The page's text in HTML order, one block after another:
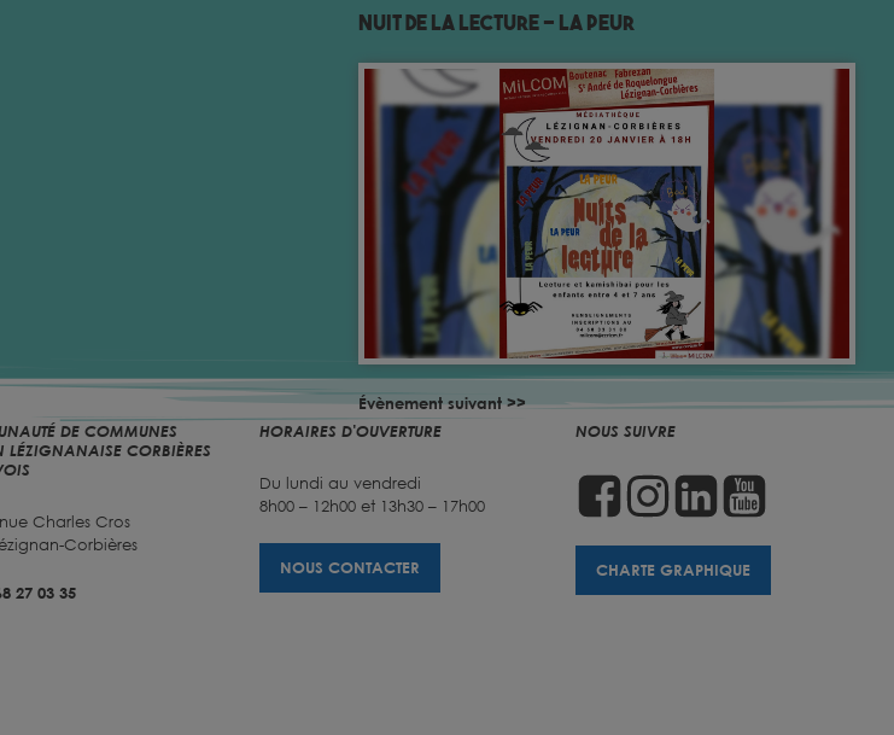
Nuit de la lecture – La Peur
Évènement suivant >>
DE COMMUNES
LÉZIGNANAISE CORBIÈRES
Charles Cros
Corbières
27 03 35
HORAIRES D'OUVERTURE
Du lundi au vendredi
8h00 – 12h00 et 13h30 – 17h00
NOUS CONTACTER
NOUS SUIVRE
CHARTE GRAPHIQUE